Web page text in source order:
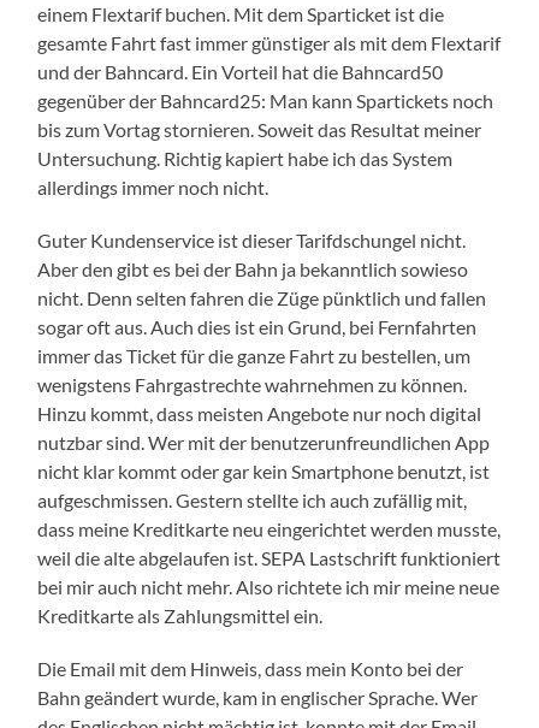
einem Flextarif buchen. Mit dem Sparticket ist die
gesamte Fahrt fast immer günstiger als mit dem Flextarif
und der Bahncard. Ein Vorteil hat die Bahncard50
gegenüber der Bahncard25: Man kann Spartickets noch
bis zum Vortag stornieren. Soweit das Resultat meiner
Untersuchung. Richtig kapiert habe ich das System
allerdings immer noch nicht.
Guter Kundenservice ist dieser Tarifdschungel nicht.
Aber den gibt es bei der Bahn ja bekanntlich sowieso
nicht. Denn selten fahren die Züge pünktlich und fallen
sogar oft aus. Auch dies ist ein Grund, bei Fernfahrten
immer das Ticket für die ganze Fahrt zu bestellen, um
wenigstens Fahrgastrechte wahrnehmen zu können.
Hinzu kommt, dass meisten Angebote nur noch digital
nutzbar sind. Wer mit der benutzerunfreundlichen App
nicht klar kommt oder gar kein Smartphone benutzt, ist
aufgeschmissen. Gestern stellte ich auch zufällig mit,
dass meine Kreditkarte neu eingerichtet werden musste,
weil die alte abgelaufen ist. SEPA Lastschrift funktioniert
bei mir auch nicht mehr. Also richtete ich mir meine neue
Kreditkarte als Zahlungsmittel ein.
Die Email mit dem Hinweis, dass mein Konto bei der
Bahn geändert wurde, kam in englischer Sprache. Wer